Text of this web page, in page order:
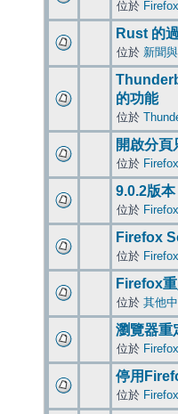
位於 Firefox
Rust 的
位於 新聞
的功能
位於
開啟分頁
位於 Firefox
9.0.2版
位於 Firefox
Firefox
位於 Firefox
Firefox
位於 其他
瀏覽器重
位於 Firefox
停用
位於 Firefox